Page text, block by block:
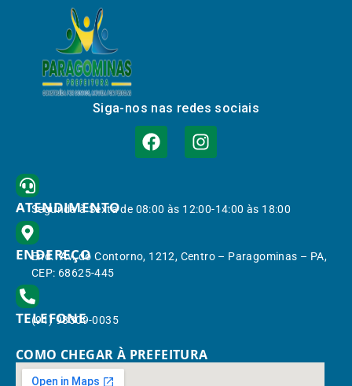
Siga-nos nas redes sociais
ATENDIMENTO
Segunda à Sexta de 08:00 às 12:00-14:00 às 18:00
ENDEREÇO
End.: Av. do Contorno, 1212, Centro – Paragominas – PA,
CEP: 68625-445
TELEFONE
(91) 98309-0035
COMO CHEGAR À PREFEITURA